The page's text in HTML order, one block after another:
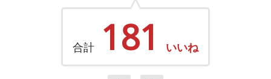
合計 181 いいね